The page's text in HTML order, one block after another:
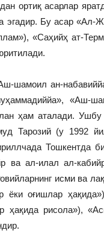
ортиқ асарлар
эгадир. Бу асар
«Саҳийҳ ат-
шамоил ан-
«Аш-
ҳам аталади.
Тарозий (у 1992
Тошкентда
ва ал-илал ал-
исми ва
ёки оғишлар
ҳақида рисола»),